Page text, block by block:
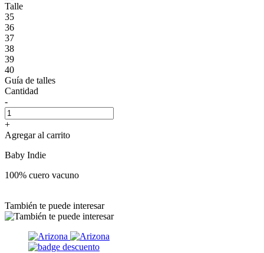
Talle
35
36
37
38
39
40
Guía de talles
Cantidad
-
+
Agregar al carrito
Baby Indie
100% cuero vacuno
También te puede interesar